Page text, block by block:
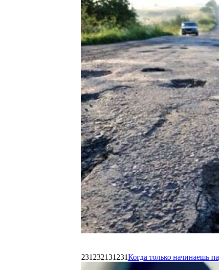
231232131231Когда только начинаешь